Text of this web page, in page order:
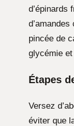
d’épinards
pincée de
glycémie
Étapes
Versez
éviter que